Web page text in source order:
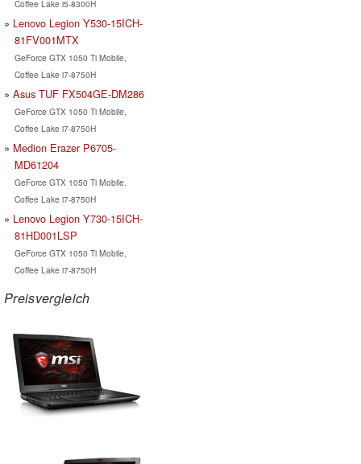
Coffee Lake i5-8300H
Lenovo Legion Y530-15ICH-
81FV001MTX
GeForce GTX 1050 Ti Mobile,
Coffee Lake i7-8750H
Asus TUF FX504GE-DM286
GeForce GTX 1050 Ti Mobile,
Coffee Lake i7-8750H
Medion Erazer P6705-
MD61204
GeForce GTX 1050 Ti Mobile,
Coffee Lake i7-8750H
Lenovo Legion Y730-15ICH-
81HD001LSP
GeForce GTX 1050 Ti Mobile,
Coffee Lake i7-8750H
Preisvergleich